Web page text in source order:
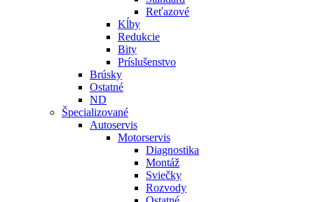
Reťazové
Kĺby
Redukcie
Bity
Príslušenstvo
Brúsky
Ostatné
ND
Špecializované
Autoservis
Motorservis
Diagnostika
Montáž
Sviečky
Rozvody